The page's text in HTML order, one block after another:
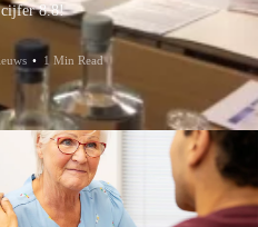
cijfer 8.8!
1 Min Read